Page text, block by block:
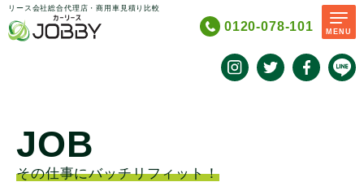
リース会社総合代理店・商用車見積り比較
0120-078-101 MENU
JOB
その仕事にバッチリフィット！